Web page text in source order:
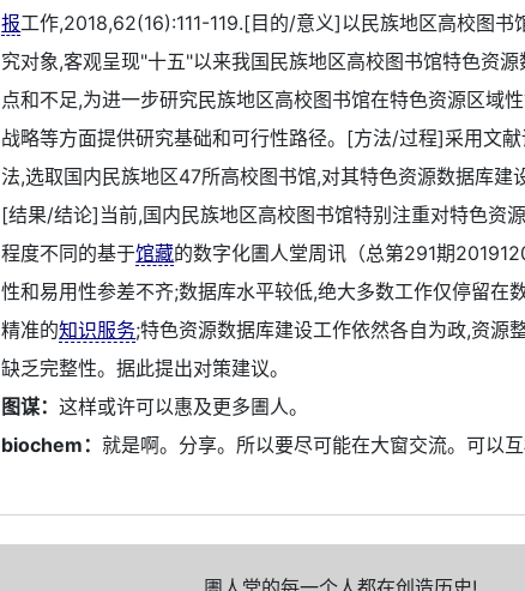
报工作,2018,62(16):111-119.[目的/意义]以民族地区高校图书
究对象,客观呈现"十五"以来我国民族地区高校图书馆特色资
点和不足,为进一步研究民族地区高校图书馆在特色资源区域
战略等方面提供研究基础和可行性路径。[方法/过程]采用文
法,选取国内民族地区47所高校图书馆,对其特色资源数据库建
[结果/结论]当前,国内民族地区高校图书馆特别注重对特色资
程度不同的基于馆藏的数字化圕人堂周讯（总第291期
性和易用性参差不齐;数据库水平较低,绝大多数工作仅停留在
精准的知识服务;特色资源数据库建设工作依然各自为政,资源
缺乏完整性。据此提出对策建议。
图谋：这样或许可以惠及更多圕人。
biochem：就是啊。分享。所以要尽可能在大窗交流。可以互